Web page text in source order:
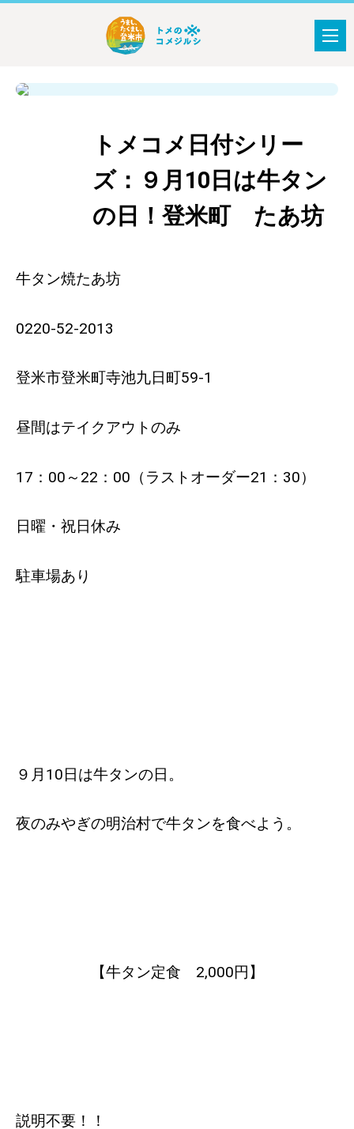
トメコメ日付シリー
ズ：９月10日は牛タン
の日！登米町 たあ坊
牛タン焼たあ坊
0220-52-2013
登米市登米町寺池九日町59-1
昼間はテイクアウトのみ
17：00～22：00（ラストオーダー21：30）
日曜・祝日休み
駐車場あり
９月10日は牛タンの日。
夜のみやぎの明治村で牛タンを食べよう。
【牛タン定食 2,000円】
説明不要！！